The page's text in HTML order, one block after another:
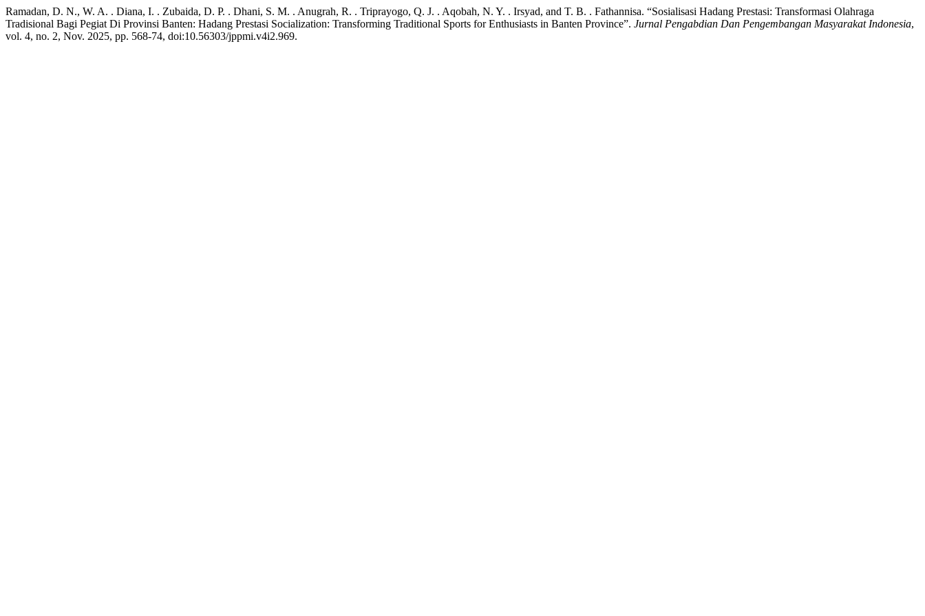
Ramadan, D. N., W. A. . Diana, I. . Zubaida, D. P. . Dhani, S. M. . Anugrah, R. . Triprayogo, Q. J. . Aqobah, N. Y. . Irsyad, and T. B. . Fathannisa. “Sosialisasi Hadang Prestasi: Transformasi Olahraga
Tradisional Bagi Pegiat Di Provinsi Banten: Hadang Prestasi Socialization: Transforming Traditional Sports for Enthusiasts in Banten Province”. Jurnal Pengabdian Dan Pengembangan Masyarakat Indonesia,
vol. 4, no. 2, Nov. 2025, pp. 568-74, doi:10.56303/jppmi.v4i2.969.